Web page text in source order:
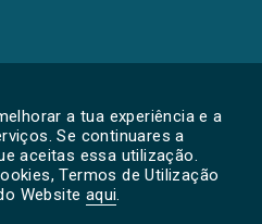
a tua experiência e a
Se continuares a
aceitas essa utilização.
Termos de Utilização
Website aqui.